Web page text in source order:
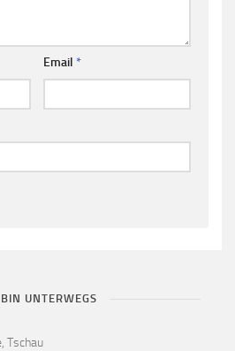
Email *
UNTERWEGS
Tschau